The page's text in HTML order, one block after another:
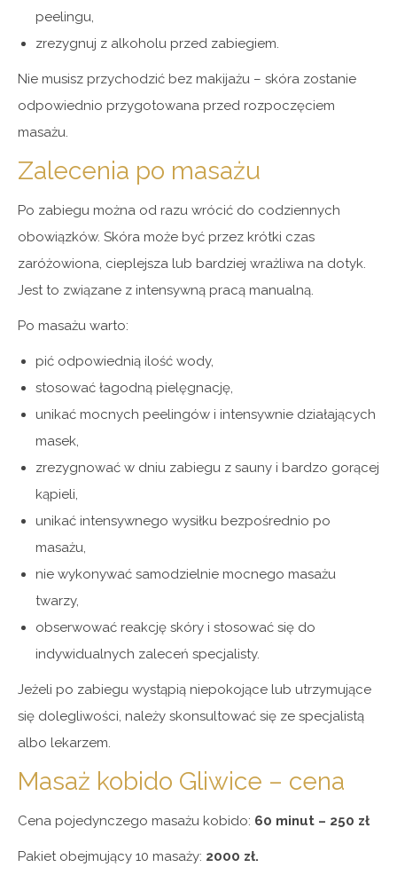
peelingu,
zrezygnuj z alkoholu przed zabiegiem.
Nie musisz przychodzić bez makijażu – skóra zostanie
odpowiednio przygotowana przed rozpoczęciem
masażu.
Zalecenia po masażu
Po zabiegu można od razu wrócić do codziennych
obowiązków. Skóra może być przez krótki czas
zaróżowiona, cieplejsza lub bardziej wrażliwa na dotyk.
Jest to związane z intensywną pracą manualną.
Po masażu warto:
pić odpowiednią ilość wody,
stosować łagodną pielęgnację,
unikać mocnych peelingów i intensywnie działających
masek,
zrezygnować w dniu zabiegu z sauny i bardzo gorącej
kąpieli,
unikać intensywnego wysiłku bezpośrednio po
masażu,
nie wykonywać samodzielnie mocnego masażu
twarzy,
obserwować reakcję skóry i stosować się do
indywidualnych zaleceń specjalisty.
Jeżeli po zabiegu wystąpią niepokojące lub utrzymujące
się dolegliwości, należy skonsultować się ze specjalistą
albo lekarzem.
Masaż kobido Gliwice – cena
Cena pojedynczego masażu kobido: 60 minut – 250 zł
Pakiet obejmujący 10 masaży: 2000 zł.